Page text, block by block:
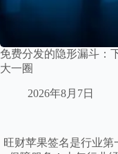
免费分发的隐形漏斗：
大一圈
2026年8月7日
旺财苹果签名是行业